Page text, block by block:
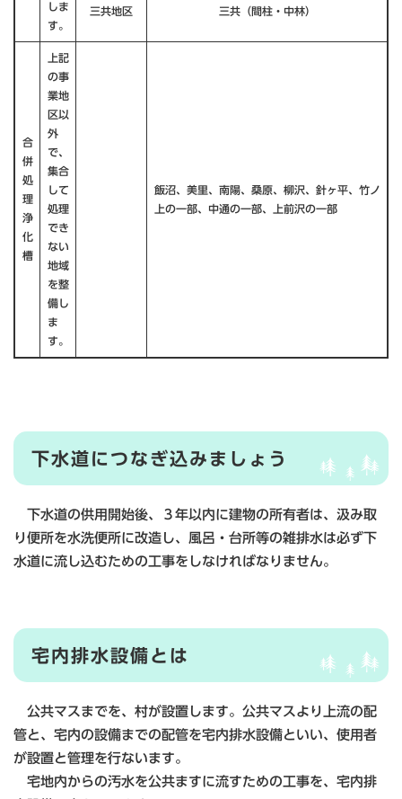
しま
す。
三共地区 三共（間柱・中林）
合
併
処
理
浄
化
槽
上記
の事
業地
区以
外
で、
集合
して
処理
でき
ない
地域
を整
備し
ま
す。
飯沼、美里、南陽、桑原、柳沢、針ヶ平、竹ノ
上の一部、中通の一部、上前沢の一部
下水道につなぎ込みましょう
下水道の供用開始後、３年以内に建物の所有者は、汲み取
り便所を水洗便所に改造し、風呂・台所等の雑排水は必ず下
水道に流し込むための工事をしなければなりません。
宅内排水設備とは
公共マスまでを、村が設置します。公共マスより上流の配
管と、宅内の設備までの配管を宅内排水設備といい、使用者
が設置と管理を行ないます。
宅地内からの汚水を公共ますに流すための工事を、宅内排